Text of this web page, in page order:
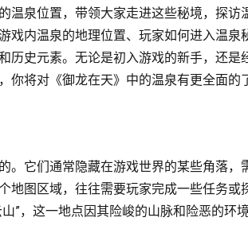
温泉位置，带领大家走进这些秘境，探访
内温泉的地理位置、玩家如何进入温泉
历史元素。无论是初入游戏的新手，还是
将对《御龙在天》中的温泉有更全面的
。它们通常隐藏在游戏世界的某些角落，
地图区域，往往需要玩家完成一些任务或
”，这一地点因其险峻的山脉和险恶的环